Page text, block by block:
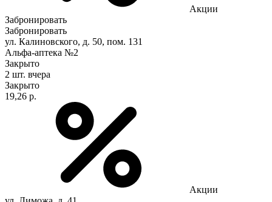
Акции
Забронировать
Забронировать
ул. Калиновского, д. 50, пом. 131
Альфа-аптека №2
Закрыто
2 шт. вчера
Закрыто
19,26 р.
Акции